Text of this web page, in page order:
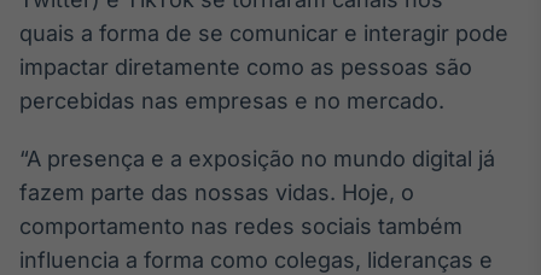
dados
Broadcast
Ticker
headlines de
notícias
Broadcast
quais a forma de se comunicar e interagir pode
impactar diretamente como as pessoas são
percebidas nas empresas e no mercado.
“A presença e a exposição no mundo digital já
fazem parte das nossas vidas. Hoje, o
comportamento nas redes sociais também
influencia a forma como colegas, lideranças e